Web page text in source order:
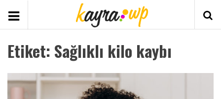
Etiket: Sağlıklı kilo kaybı